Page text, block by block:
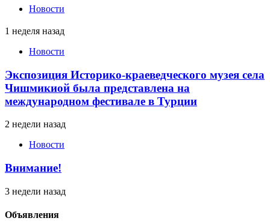
Новости
1 неделя назад
Новости
Экспозиция Историко-краеведческого музея села
Чишмикиой была представлена на
международном фестивале в Турции
2 недели назад
Новости
Внимание!
3 недели назад
Объявления